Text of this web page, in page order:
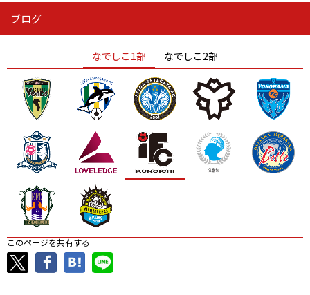
ニッパツ
ニッパツ 名古屋
石人の星
静岡 愛媛Ｌ
ブログ
なでしこ1部 なでしこ2部
このページを共有する